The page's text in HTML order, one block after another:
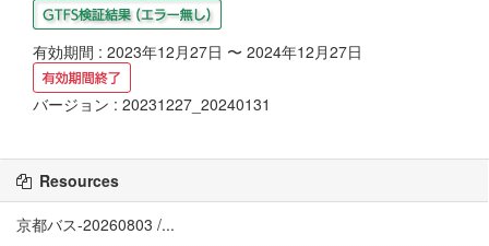
有効期間 : 2023年12月27日 〜 2024年12月27日
バージョン : 20231227_20240131
Resources
京都バス-20260803 /...